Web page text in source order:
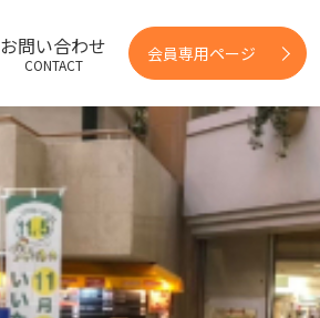
お問い合わせ
CONTACT 会員専用ページ